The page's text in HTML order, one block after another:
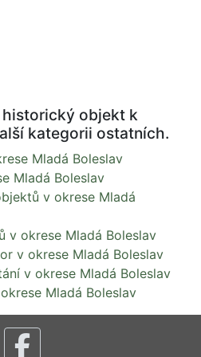
objekt k
kategorii ostatních.
Mladá Boleslav
Mladá Boleslav
v okrese Mladá
v okrese Mladá Boleslav
v okrese Mladá Boleslav
v okrese Mladá Boleslav
Mladá Boleslav